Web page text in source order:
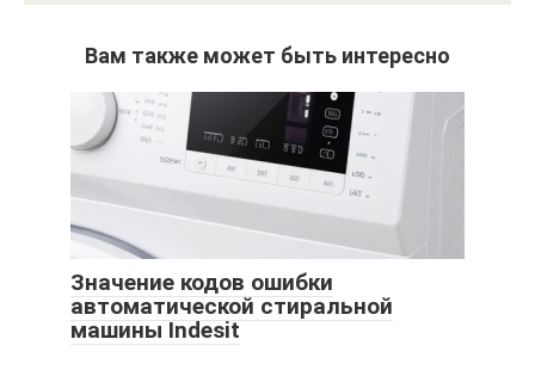
Вам также может быть интересно
Значение кодов ошибки
автоматической стиральной
машины Indesit